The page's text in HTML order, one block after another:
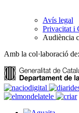
Avís legal
Privacitat i
Audiència
Amb la col·laboració de: